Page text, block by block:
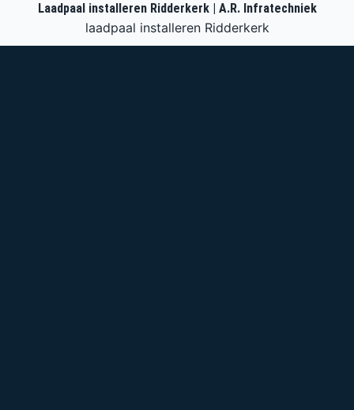
Laadpaal installeren Ridderkerk | A.R. Infratechniek
laadpaal installeren Ridderkerk